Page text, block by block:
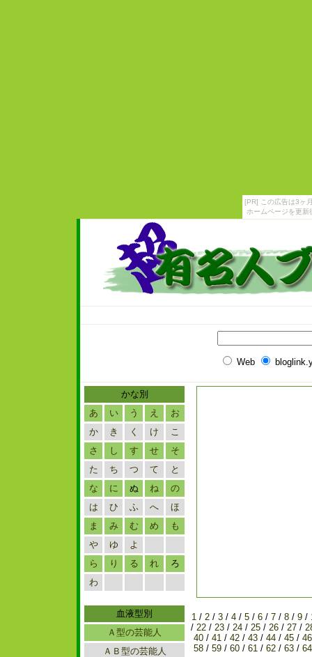
[PR] この広告は3ヶ
ホームページを更
Web
かな別
あ
い う え
お
か
き く け
こ
さ
し す せ
そ
た
ち つ て
と
な
に ぬ ね
の
は
ひ ふ へ
ほ
ま
み む め
も
や
ゆ
よ
ら
り る れ
ろ
わ
血液型別
Ａ型の芸能人
ＡＢ型の芸能人
1/ 2/ 3/ 4/ 5/ 6/ 7/ 8/ 9/
/ 22/ 23/ 24/ 25/ 26/ 27/
40/ 41/ 42/ 43/ 44/ 45/ 46
58/ 59/ 60/ 61/ 62/ 63/ 64